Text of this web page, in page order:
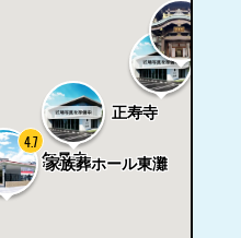
無量寺
家族葬ホール東灘
4.7
正寿寺